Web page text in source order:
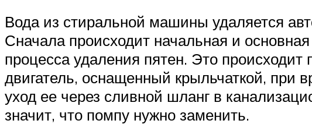
Вода из стиральной машины удаляется
Сначала происходит начальная и
процесса удаления пятен. Это
двигатель, оснащенный крыльчаткой, при
уход ее через сливной шланг в
значит, что помпу нужно заменить.